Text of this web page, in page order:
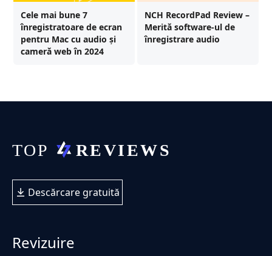
Cele mai bune 7
înregistratoare de ecran
pentru Mac cu audio și
cameră web în 2024
NCH RecordPad Review –
Merită software-ul de
înregistrare audio
Descărcare gratuită
Revizuire